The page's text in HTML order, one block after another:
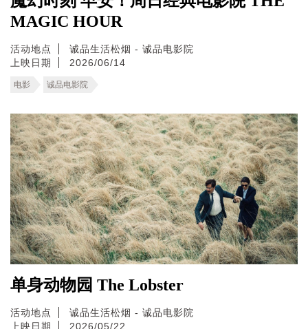
MAGIC HOUR
活动地点
诚品生活松烟 - 诚品电影院
上映日期
2026/06/14
电影 诚品电影院
单身动物园 The Lobster
活动地点
诚品生活松烟 - 诚品电影院
上映日期
2026/05/22